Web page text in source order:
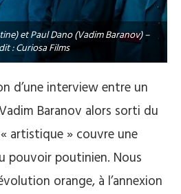
et Paul Dano (Vadim Baranov) –
: Curiosa Films
d’une interview entre un
Baranov alors sorti du
artistique » couvre une
pouvoir poutinien. Nous
orange, à l’annexion